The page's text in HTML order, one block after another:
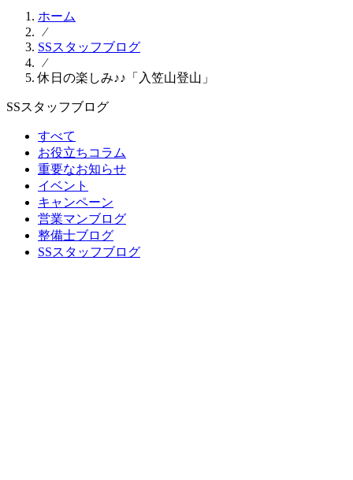
ホーム
⁄
SSスタッフブログ
⁄
休日の楽しみ♪♪「入笠山登山」
SSスタッフブログ
すべて
お役立ちコラム
重要なお知らせ
イベント
キャンペーン
営業マンブログ
整備士ブログ
SSスタッフブログ